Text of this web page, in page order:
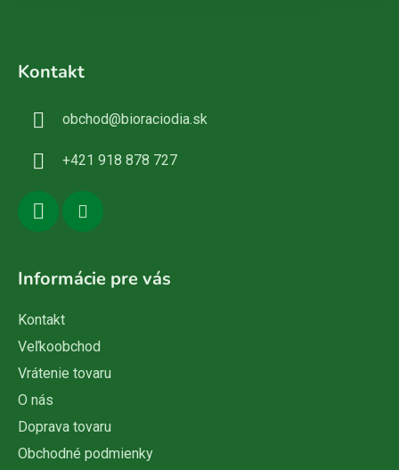
Kontakt
obchod@bioraciodia.sk
+421 918 878 727
Informácie pre vás
Kontakt
Veľkoobchod
Vrátenie tovaru
O nás
Doprava tovaru
Obchodné podmienky